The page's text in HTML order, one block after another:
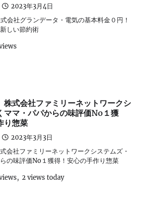
2023年3月4日
式会社グランデータ・電気の基本料金０円！
しい節約術
株式会社ファミリーネットワークシ
ママ・パパからの味評価No１獲
り惣菜
2023年3月3日
会社ファミリーネットワークシステムズ・
の味評価No１獲得！安心の手作り惣菜
2 views today